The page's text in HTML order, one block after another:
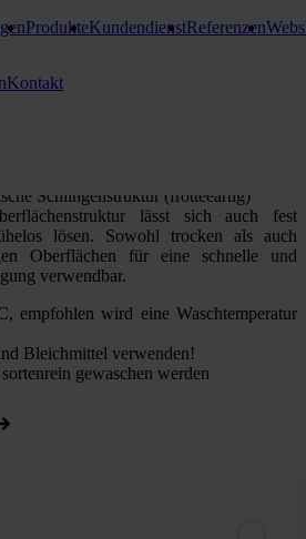
ProdukteKundendienstReferenzen
Kontakt
Noppy
Schlingenstruktur (frotteeartig)
lässt sich auch fest
lösen. Sowohl trocken als auch
Oberflächen für eine schnelle und
verwendbar.
empfohlen wird eine Waschtemperatur
Bleichmittel verwenden!
gewaschen werden